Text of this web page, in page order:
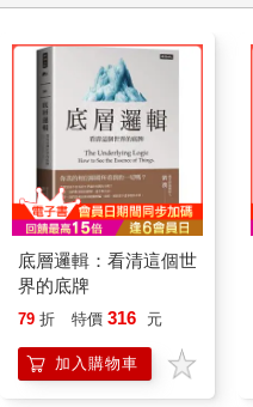
底層邏輯：看清這個世
界的底牌
79 折 特價 316 元
加入購物車